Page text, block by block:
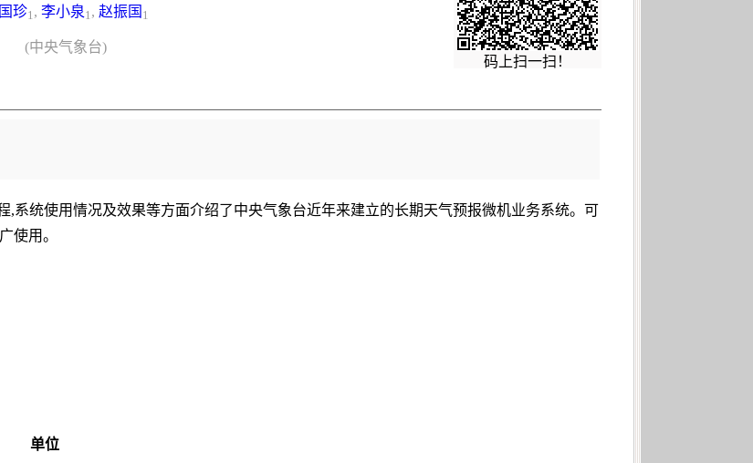
码上扫一扫！
珍1, 李小泉1, 赵振国 1
(中央气象台)
,系统使用情况及效果等方面介绍了中央气象台近年来建立的长期天气预报微机业务系统。可
使用。
单位